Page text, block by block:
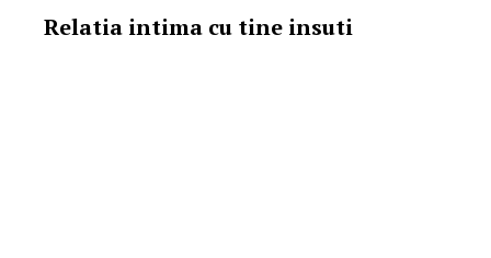
Relatia intima cu tine insuti